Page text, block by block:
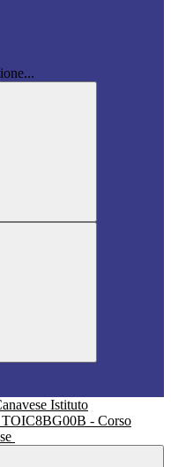
Istituto
TOIC8BG00B - Corso